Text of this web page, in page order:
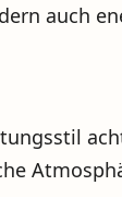
auch